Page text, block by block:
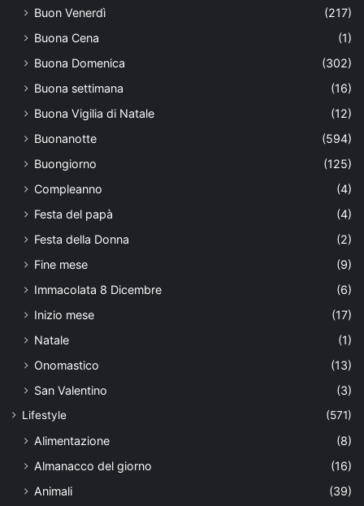
Buon Venerdì
(217)
Buona Cena
(1)
Buona Domenica
(302)
Buona settimana
(16)
Buona Vigilia di Natale
(12)
Buonanotte
(594)
Buongiorno
(125)
Compleanno
(4)
Festa del papà
(4)
Festa della Donna
(2)
Fine mese
(9)
Immacolata 8 Dicembre
(6)
Inizio mese
(17)
Natale
(1)
Onomastico
(13)
San Valentino
(3)
Lifestyle (571)
Alimentazione
(8)
Almanacco del giorno
(16)
Animali
(39)